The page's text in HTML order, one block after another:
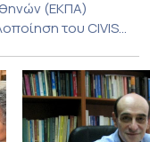
(ΕΚΠΑ)
του CIVIS
το οποίο
δια ζώσης
έως τις 10 Ιουλίου